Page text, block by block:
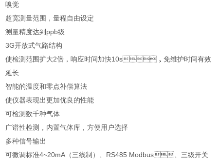
嗅觉
超宽测量范围，量程自由设定
测量精度达到ppb级
3G开放式气路结构
使检测范围扩大2倍，响应时间加快10s，免维护时间有效
延长
智能的温度和零点补偿算法
使仪器表现出更加优良的性能
可检测数千种气体
广谱性检测，内置气体库，方便用户选择
多种信号输出
可微调标准4~20mA（三线制）、RS485 Modbus、三级开关